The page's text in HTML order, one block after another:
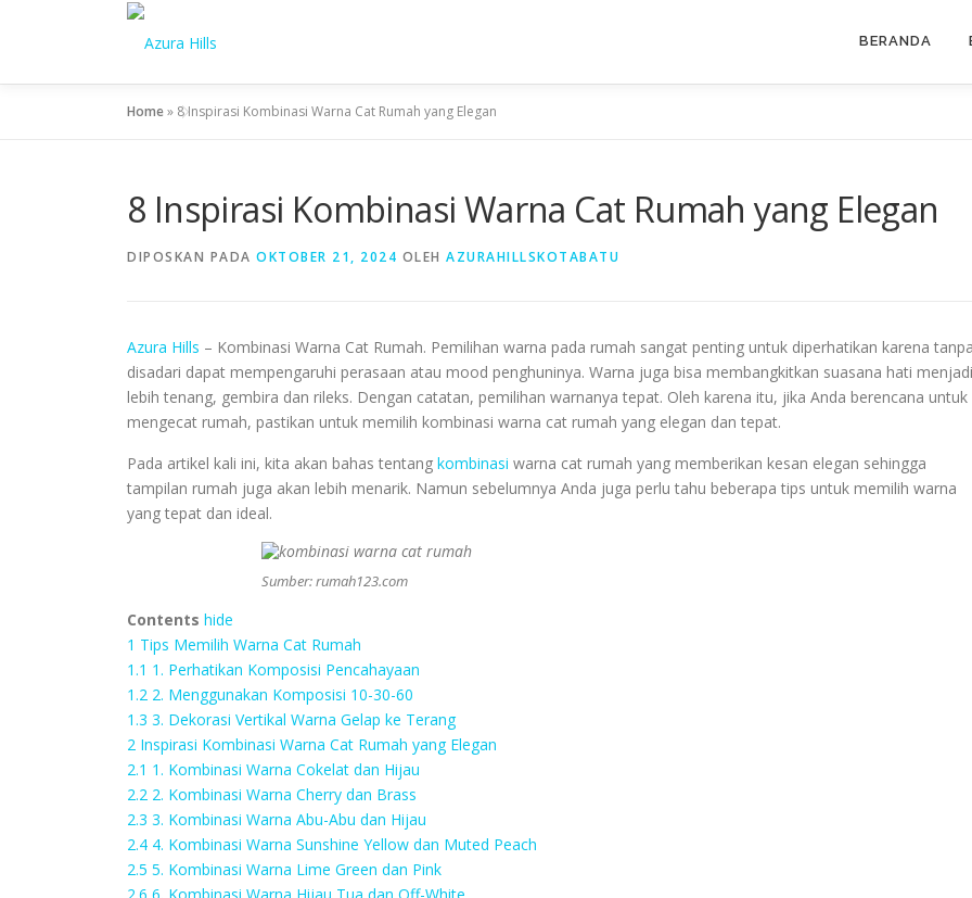
BERANDA
Home» 8 Inspirasi Kombinasi Warna Cat Rumah yang Elegan
8 Inspirasi Kombinasi Warna Cat Rumah yang Elegan
DIPOSKAN PADA OKTOBER 21, 2024 OLEH AZURAHILLSKOTABATU
Azura Hills – Kombinasi Warna Cat Rumah. Pemilihan warna pada rumah sangat penting untuk diperhatikan karena
disadari dapat mempengaruhi perasaan atau mood penghuninya. Warna juga bisa membangkitkan suasana hati menjadi
lebih tenang, gembira dan rileks. Dengan catatan, pemilihan warnanya tepat. Oleh karena itu, jika Anda berencana untuk
mengecat rumah, pastikan untuk memilih kombinasi warna cat rumah yang elegan dan tepat.
Pada artikel kali ini, kita akan bahas tentang kombinasi warna cat rumah yang memberikan kesan elegan sehingga
tampilan rumah juga akan lebih menarik. Namun sebelumnya Anda juga perlu tahu beberapa tips untuk memilih warna
yang tepat dan ideal.
Sumber: rumah123.com
Contents hide
1 Tips Memilih Warna Cat Rumah
1.1 1. Perhatikan Komposisi Pencahayaan
1.2 2. Menggunakan Komposisi 10-30-60
1.3 3. Dekorasi Vertikal Warna Gelap ke Terang
2 Inspirasi Kombinasi Warna Cat Rumah yang Elegan
2.1 1. Kombinasi Warna Cokelat dan Hijau
2.2 2. Kombinasi Warna Cherry dan Brass
2.3 3. Kombinasi Warna Abu-Abu dan Hijau
2.4 4. Kombinasi Warna Sunshine Yellow dan Muted Peach
2.5 5. Kombinasi Warna Lime Green dan Pink